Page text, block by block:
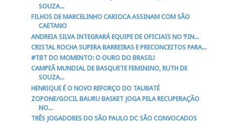
SOUZA...
FILHOS DE MARCELINHO CARIOCA ASSINAM COM SÃO
CAETANO
ANDREIA SILVA INTEGRARÁ EQUIPE DE OFICIAIS NO ‘FIN...
CRISTAL ROCHA SUPERA BARREIRAS E PRECONCEITOS PARA...
#TBT DO MOMENTO: O OURO DO BRASIL!
CAMPEÃ MUNDIAL DE BASQUETE FEMININO, RUTH DE
SOUZA...
HENRIQUE É O NOVO REFORÇO DO TAUBATÉ
ZOPONE/GOCIL BAURU BASKET JOGA PELA RECUPERAÇÃO
NO...
TRÊS JOGADORES DO SÃO PAULO DC SÃO CONVOCADOS